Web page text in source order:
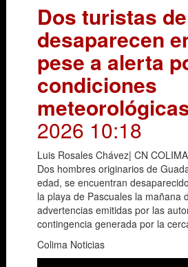
Dos turistas
desaparecen
pese a alerta
condiciones
2026 10:18
Luis Rosales Chávez| CN
Dos hombres originarios de
edad, se encuentran
la playa de Pascuales la mañana
advertencias emitidas por las
contingencia generada por la
Colima Noticias